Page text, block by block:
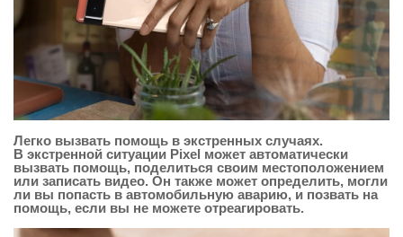
Легко вызвать помощь в экстренных случаях.
В экстренной ситуации Pixel может автоматически
вызвать помощь, поделиться своим местоположением
или записать видео. Он также может определить, могли
ли вы попасть в автомобильную аварию, и позвать на
помощь, если вы не можете отреагировать.